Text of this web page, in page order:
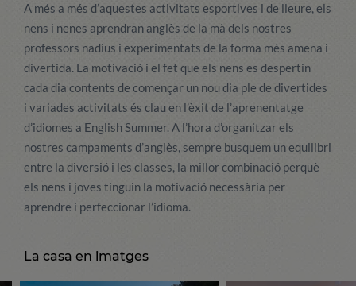
A més a més d’aquestes activitats esportives i de lleure, els
nens i nenes aprendran anglès de la mà dels nostres
professors nadius i experimentats de la forma més amena i
divertida. La motivació i el fet que els nens es despertin
cada dia contents de començar un nou dia ple de divertides
i variades activitats és clau en l’èxit de l’aprenentatge
d’idiomes a English Summer. A l’hora d’organitzar els
nostres campaments d’anglès, sempre busquem un equilibri
entre la diversió i les classes, la millor combinació perquè
els nens i joves tinguin la motivació necessària per
aprendre i perfeccionar l’idioma.
La casa en imatges